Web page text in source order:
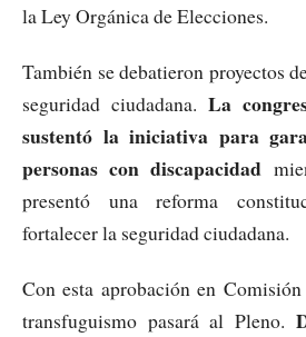
la Ley Orgánica de Elecciones.
También se debatieron proyectos
seguridad ciudadana. La
sustentó la iniciativa para
personas con discapacidad
presentó una reforma
fortalecer la seguridad ciudadana.
Con esta aprobación en
transfuguismo pasará al Pleno.